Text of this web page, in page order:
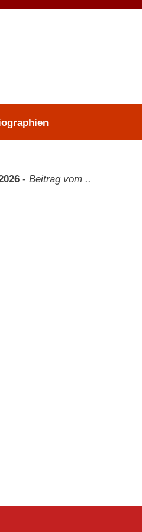
- Beitrag vom ..